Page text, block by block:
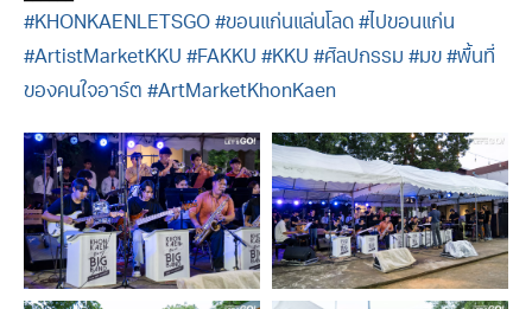
#KHONKAENLETSGO #ขอนแก่นแล่นโลด #ไปขอนแก่น
#ArtistMarketKKU #FAKKU #KKU #ศิลปกรรม #มข #พื้นที่
ของคนใจอาร์ต #ArtMarketKhonKaen